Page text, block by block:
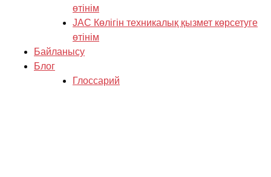
өтінім
JAC Көлігін техникалық қызмет көрсетуге
өтінім
Байланысу
Блог
Глоссарий